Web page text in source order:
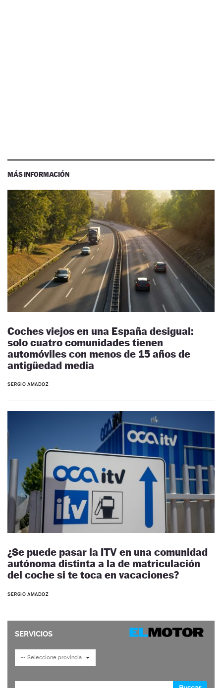
MÁS INFORMACIÓN
Coches viejos en una España desigual:
solo cuatro comunidades tienen
automóviles con menos de 15 años de
antigüedad media
SERGIO AMADOZ
¿Se puede pasar la ITV en una comunidad
autónoma distinta a la de matriculación
del coche si te toca en vacaciones?
SERGIO AMADOZ